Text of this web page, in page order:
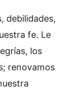
debilidades,
fe. Le
los
renovamos